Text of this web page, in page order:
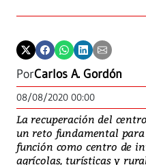
PorCarlos A. Gordón
08/08/2020 00:00
La recuperación del
un reto fundamental
función como centro de
agrícolas, turísticas y